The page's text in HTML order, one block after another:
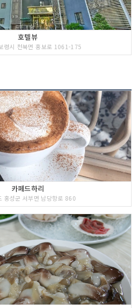
호텔뷰
령시 천북면 홍보로 1061-175
카페드하리
홍성군 서부면 남당항로 860